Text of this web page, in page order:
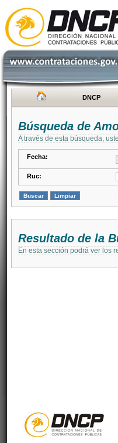
DNCP
Búsqueda de
A través de esta búsqueda,
Fecha:
Ruc:
Resultado de la
En esta sección podrá ver los